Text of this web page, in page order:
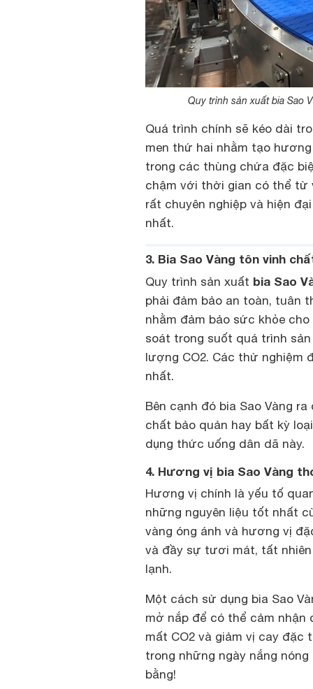
Quy trình sản xuất bia Sao
Quá trình chính sẽ kéo dài
men thứ hai nhằm tạo
trong các thùng chứa đặc
chậm với thời gian có thể từ
rất chuyên nghiệp và hiện
nhất.
3. Bia Sao Vàng tôn vinh
Quy trình sản xuất bia Sao
phải đảm bảo an toàn, tuân
nhằm đảm bảo sức khỏe
soát trong suốt quá trình
lượng CO2. Các thử
nhất.
Bên cạnh đó bia Sao Vàng
chất bảo quản hay bất kỳ
dụng thức uống dân dã này.
4. Hương vị bia Sao Vàng
Hương vị chính là yếu tố
những nguyên liệu tốt nhất
vàng óng ánh và hương vị
và đầy sự tươi mát, tất
lạnh.
Một cách sử dụng bia Sao
mở nắp để có thể cảm nhận
mất CO2 và giảm vị cay
trong những ngày nắng
bằng!